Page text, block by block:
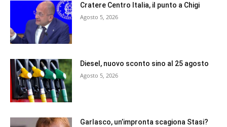
Cratere Centro Italia, il punto a Chigi
Agosto 5, 2026
Diesel, nuovo sconto sino al 25 agosto
Agosto 5, 2026
Garlasco, un’impronta scagiona Stasi?